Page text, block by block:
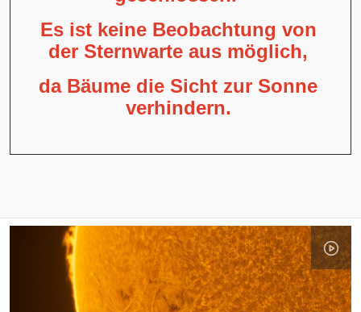
Es ist keine Beobachtung von
der Sternwarte aus möglich,
da Bäume die Sicht zur Sonne
verhindern.